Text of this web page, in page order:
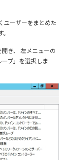
ユーザーをまとめた
き、 左メニューの
プ」を選択しま